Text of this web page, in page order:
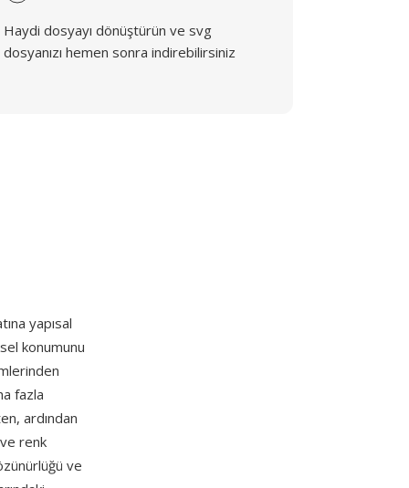
Haydi dosyayı dönüştürün ve svg
dosyanızı hemen sonra indirebilirsiniz
yapısal
konumunu
fazla
ardından
renk
ve